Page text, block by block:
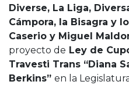
Diverse, La Liga,
Cámpora, la Bisagra y
Caserio y Miguel
proyecto de Ley de
Travesti Trans “Diana
Berkins” en la